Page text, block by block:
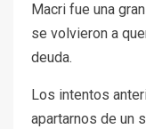
Macri fue una
se volvieron a
deuda.
Los intentos
apartarnos de un